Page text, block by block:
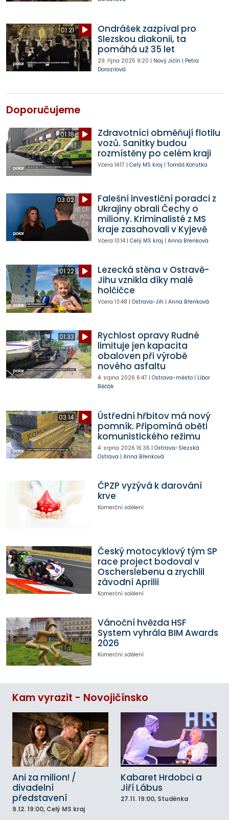
01:21
Ondrášek zazpíval pro
Slezskou diakonii, ta
pomáhá už 35 let
29. října 2025 9:20 | Nový Jičín | Petra
Dorazilová
Doporučujeme
01:18
Zdravotníci obměňují flotilu
vozů. Sanitky budou
rozmístěny po celém kraji
Včera 14:17 | Celý MS kraj | Tomáš Kořistka
03:02
Falešní investiční poradci z
Ukrajiny obrali Čechy o
miliony. Kriminalisté z MS
kraje zasahovali v Kyjevě
Včera 10:14| Celý MS kraj | Anna Břenková
01:22
Lezecká stěna v Ostravě-
Jihu vznikla díky malé
holčičce
Včera 13:48 | Ostrava-Jih | Anna Břenková
01:33
Rychlost opravy Rudné
limituje jen kapacita
obaloven při výrobě
nového asfaltu
4. srpna 2026 6:47 | Ostrava-město| Libor
Běčák
03:14
Ústřední hřbitov má nový
pomník. Připomíná oběti
komunistického režimu
4. srpna 2026 16:36 | Ostrava-Slezská
Ostrava | Anna Břenková
ČPZP vyzývá k darování
krve
Komerční sdělení
Český motocyklový tým SP
race project bodoval v
Oscherslebenu a zrychlil
závodní Aprilii
Komerční sdělení
Vánoční hvězda HSF
System vyhrála BIM Awards
2026
Komerční sdělení
Kam vyrazit - Novojičínsko
Ani za milion! /
divadelní
představení
9.12. 19:00, Celý MS kraj
Kabaret Hrdobci a
Jiří Lábus
27.11. 19:00, Studénka